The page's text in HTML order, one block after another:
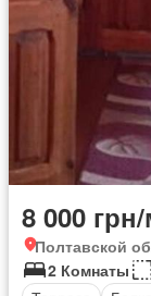
8 000
Полтавской
2 Комнаты